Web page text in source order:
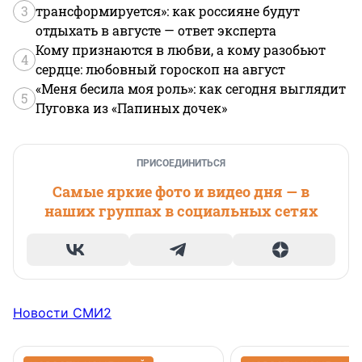
3 трансформируется»: как россияне будут
отдыхать в августе — ответ эксперта
4
Кому признаются в любви, а кому разобьют
сердце: любовный гороскоп на август
5
«Меня бесила моя роль»: как сегодня выглядит
Пуговка из «Папиных дочек»
ПРИСОЕДИНИТЬСЯ
Самые яркие фото и видео дня — в
наших группах в социальных сетях
Новости СМИ2